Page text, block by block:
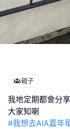
親子
我地定期都會分
#我想去AIA嘉年